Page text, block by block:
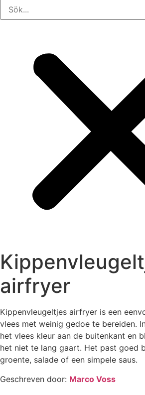
airfryer
Kippenvleugeltjes airfryer is een
vlees met weinig gedoe te bereiden.
het vlees kleur aan de buitenkant en
het niet te lang gaart. Het past goed
groente, salade of een simpele saus.
Geschreven door: Marco Voss